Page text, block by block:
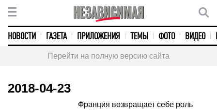
НОВОСТИ ГАЗЕТА ПРИЛОЖЕНИЯ ТЕМЫ ФОТО ВИДЕО
Перейти на полную версию сайта
2018-04-23
Франция возвращает себе роль